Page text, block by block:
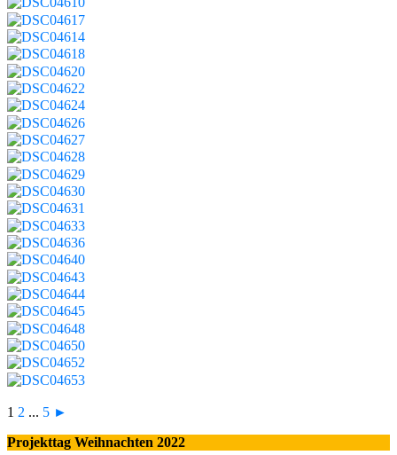
1 2 ... 5 ►
Projekttag Weihnachten 2022